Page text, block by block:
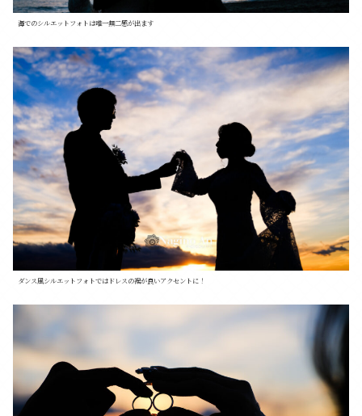
海でのシルエットフォトは唯一無二感が出ます
ダンス風シルエットフォトではドレスの裾が良いアクセントに！